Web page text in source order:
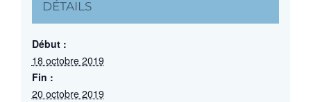
DÉTAILS
Début :
18 octobre 2019
Fin :
20 octobre 2019